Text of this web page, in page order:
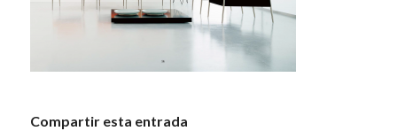
Compartir esta entrada